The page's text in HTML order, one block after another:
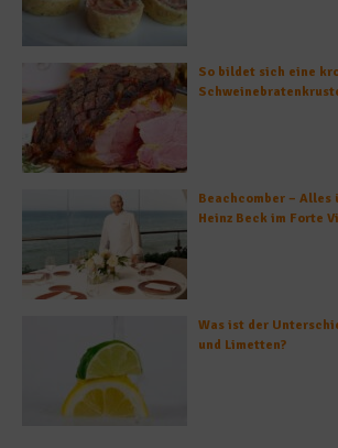
So bildet sich eine
Beachcomber – Alles
Heinz Beck im Forte
Was ist der
und Limetten?